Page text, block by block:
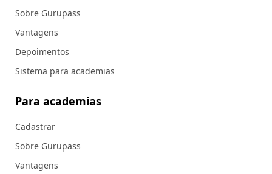
Sobre Gurupass
Vantagens
Depoimentos
Sistema para academias
Para academias
Cadastrar
Sobre Gurupass
Vantagens